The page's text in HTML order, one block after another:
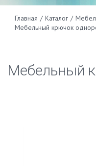
Главная / Каталог /
Мебельный крючок
Мебельный